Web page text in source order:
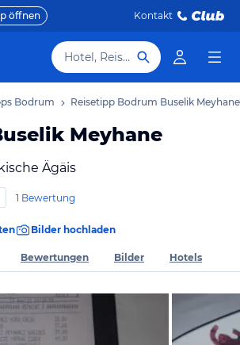
öffnen Kontakt
Hotel, Reiseziel
Bodrum Reisetipp Bodrum Buselik Meyhane
Meyhane
Ägäis
1 Bewertung
Bilder hochladen
Bewertungen Bilder Hotels